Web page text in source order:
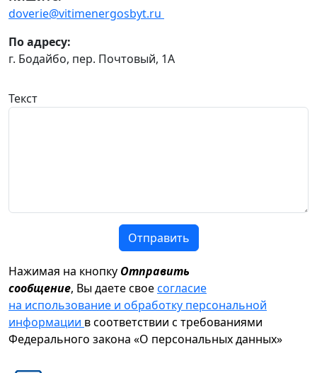
doverie@vitimenergosbyt.ru
По адресу:
г. Бодайбо, пер. Почтовый, 1А
Текст
Отправить
Нажимая на кнопку Отправить
сообщение, Вы даете своесогласие
на использование и обработку персональной
информации в соответствии с требованиями
Федерального закона «О персональных данных»